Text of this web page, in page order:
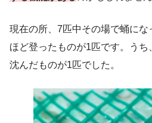
現在の所、7匹中その場で蛹に
ほど登ったものが1匹です。うち
沈んだものが1匹でした。